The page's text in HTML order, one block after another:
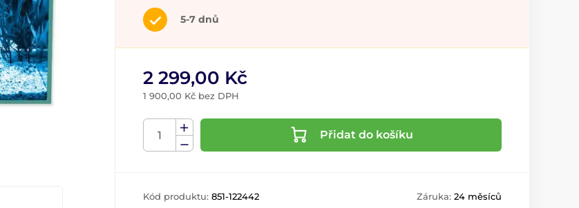
5-7 dnů
2 299,00 Kč
1 900,00 Kč bez DPH
Přidat do košíku
Kód produktu: 851-122442 Záruka: 24 měsíců